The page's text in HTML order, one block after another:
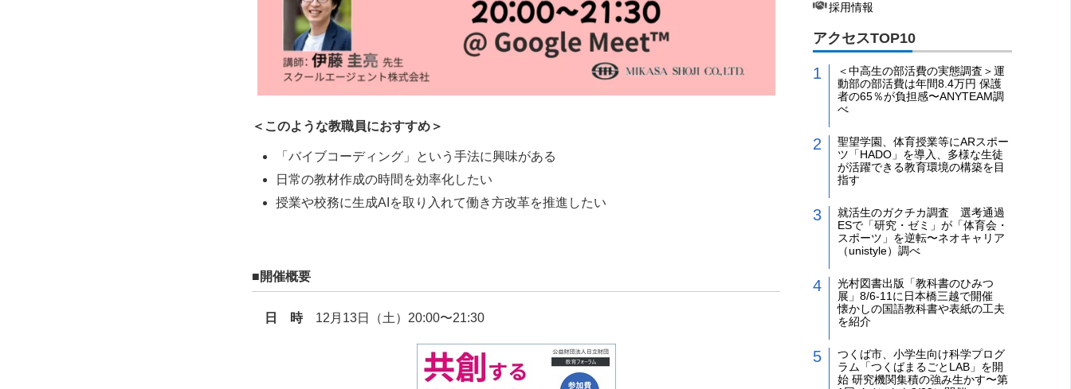
＜このような教職員におすすめ＞
「バイブコーディング」という手法に興味がある
日常の教材作成の時間を効率化したい
授業や校務に生成AIを取り入れて働き方改革を推進したい
■開催概要
日 時12月13日（土）20:00〜21:30
採用情報
アクセスTOP10
＜中高生の部活費の実態調査＞運
動部の部活費は年間8.4万円 保護
者の65％が負担感〜ANYTEAM調
べ
聖望学園、体育授業等にARスポー
ツ「HADO」を導入、多様な生徒
が活躍できる教育環境の構築を目
指す
就活生のガクチカ調査 選考通過
ESで「研究・ゼミ」が「体育会・
スポーツ」を逆転〜ネオキャリア
（unistyle）調べ
光村図書出版「教科書のひみつ
展」8/6-11に日本橋三越で開催
懐かしの国語教科書や表紙の工夫
を紹介
つくば市、小学生向け科学プログ
ラム「つくばまるごとLAB」を開
始 研究機関集積の強み生かす〜第